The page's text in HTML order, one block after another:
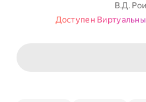
В.Д.
Доступен